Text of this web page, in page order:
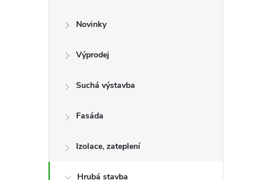
Novinky
Výprodej
Suchá výstavba
Fasáda
Izolace, zateplení
Hrubá stavba